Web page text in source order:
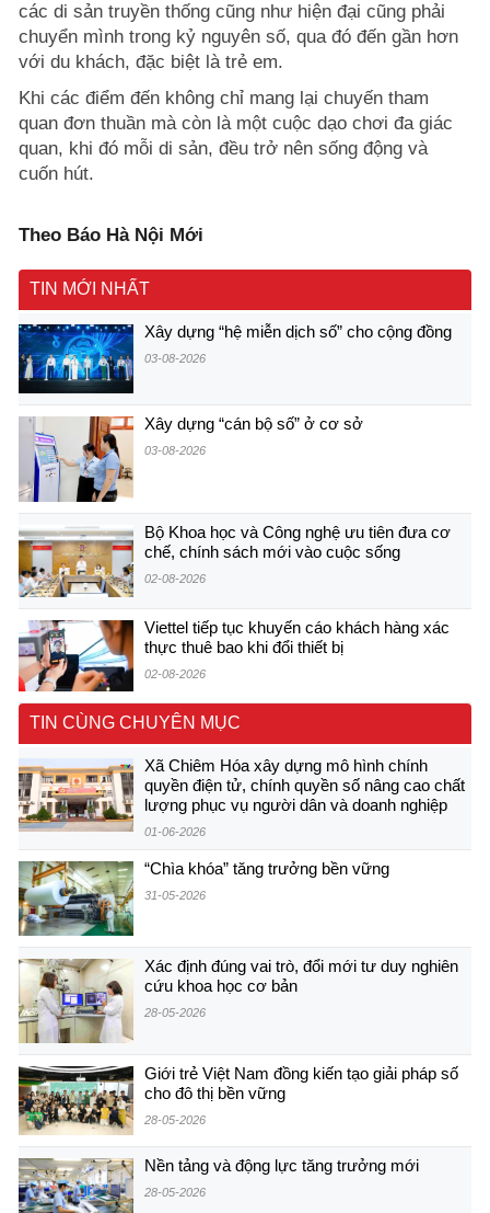
các di sản truyền thống cũng như hiện đại cũng phải
chuyển mình trong kỷ nguyên số, qua đó đến gần hơn
với du khách, đặc biệt là trẻ em.
Khi các điểm đến không chỉ mang lại chuyến tham
quan đơn thuần mà còn là một cuộc dạo chơi đa giác
quan, khi đó mỗi di sản, đều trở nên sống động và
cuốn hút.
Theo Báo Hà Nội Mới
TIN MỚI NHẤT
Xây dựng “hệ miễn dịch số” cho cộng đồng
03-08-2026
Xây dựng “cán bộ số” ở cơ sở
03-08-2026
Bộ Khoa học và Công nghệ ưu tiên đưa cơ
chế, chính sách mới vào cuộc sống
02-08-2026
Viettel tiếp tục khuyến cáo khách hàng xác
thực thuê bao khi đổi thiết bị
02-08-2026
TIN CÙNG CHUYÊN MỤC
Xã Chiêm Hóa xây dựng mô hình chính
quyền điện tử, chính quyền số nâng cao chất
lượng phục vụ người dân và doanh nghiệp
01-06-2026
“Chìa khóa” tăng trưởng bền vững
31-05-2026
Xác định đúng vai trò, đổi mới tư duy nghiên
cứu khoa học cơ bản
28-05-2026
Giới trẻ Việt Nam đồng kiến tạo giải pháp số
cho đô thị bền vững
28-05-2026
Nền tảng và động lực tăng trưởng mới
28-05-2026